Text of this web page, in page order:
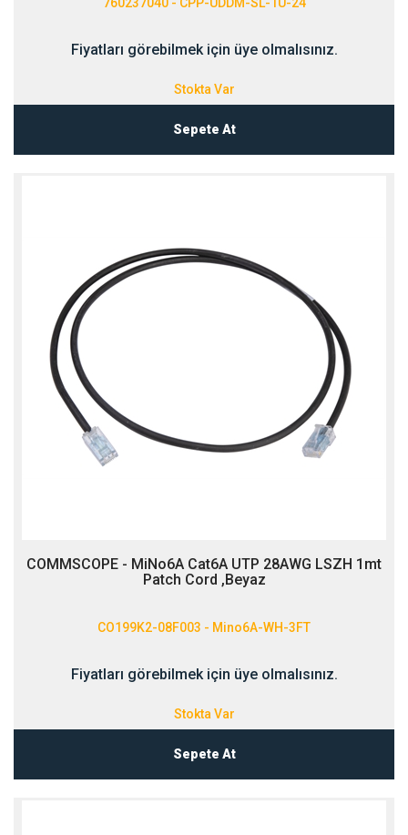
Fiyatları görebilmek için üye olmalısınız.
Stokta Var
Sepete At
COMMSCOPE - MiNo6A Cat6A UTP 28AWG LSZH 1mt
Patch Cord ,Beyaz
CO199K2-08F003 - Mino6A-WH-3FT
Fiyatları görebilmek için üye olmalısınız.
Stokta Var
Sepete At